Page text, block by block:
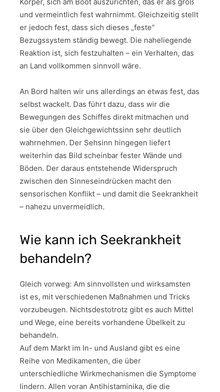
und vermeintlich fest wahrnimmt. Gleichzeitig stellt
er jedoch fest, dass sich dieses „feste“
Bezugssystem ständig bewegt. Die naheliegende
Reaktion ist, sich festzuhalten – ein Verhalten, das
an Land vollkommen sinnvoll wäre.
An Bord halten wir uns allerdings an etwas fest, das
selbst wackelt. Das führt dazu, dass wir die
Bewegungen des Schiffes direkt mitmachen und
sie über den Gleichgewichtssinn sehr deutlich
wahrnehmen. Der Sehsinn hingegen liefert
weiterhin das Bild scheinbar fester Wände und
Böden. Der daraus entstehende Widerspruch
zwischen den Sinneseindrücken macht den
sensorischen Konflikt – und damit die Seekrankheit
– nahezu unvermeidlich.
Wie kann ich Seekrankheit
behandeln?
Gleich vorweg: Am sinnvollsten und wirksamsten
ist es, mit verschiedenen Maßnahmen und Tricks
vorzubeugen. Nichtsdestotrotz gibt es auch Mittel
und Wege, eine bereits vorhandene Übelkeit zu
behandeln.
Auf dem Markt im In- und Ausland gibt es eine
Reihe von Medikamenten, die über
unterschiedliche Wirkmechanismen die Symptome
lindern. Allen voran Antihistaminika, die die